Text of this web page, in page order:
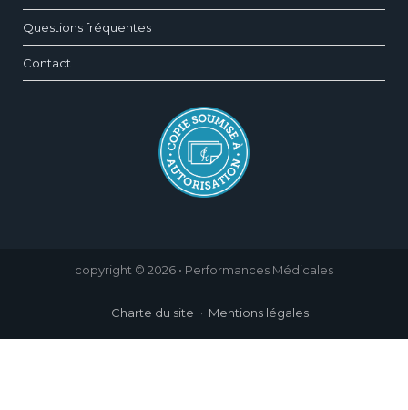
Questions fréquentes
Contact
copyright © 2026 • Performances Médicales
Charte du site Mentions légales